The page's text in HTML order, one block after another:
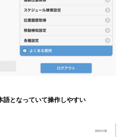
語となっていて操作しやすい